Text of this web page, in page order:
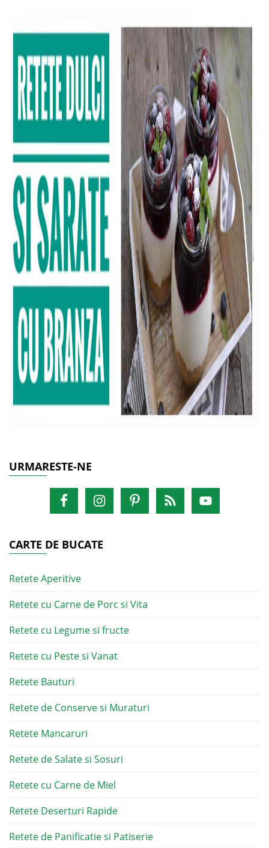
URMARESTE-NE
CARTE DE BUCATE
Retete Aperitive
Retete cu Carne de Porc si Vita
Retete cu Legume si fructe
Retete cu Peste si Vanat
Retete Bauturi
Retete de Conserve si Muraturi
Retete Mancaruri
Retete de Salate si Sosuri
Retete cu Carne de Miel
Retete Deserturi Rapide
Retete de Panificatie si Patiserie